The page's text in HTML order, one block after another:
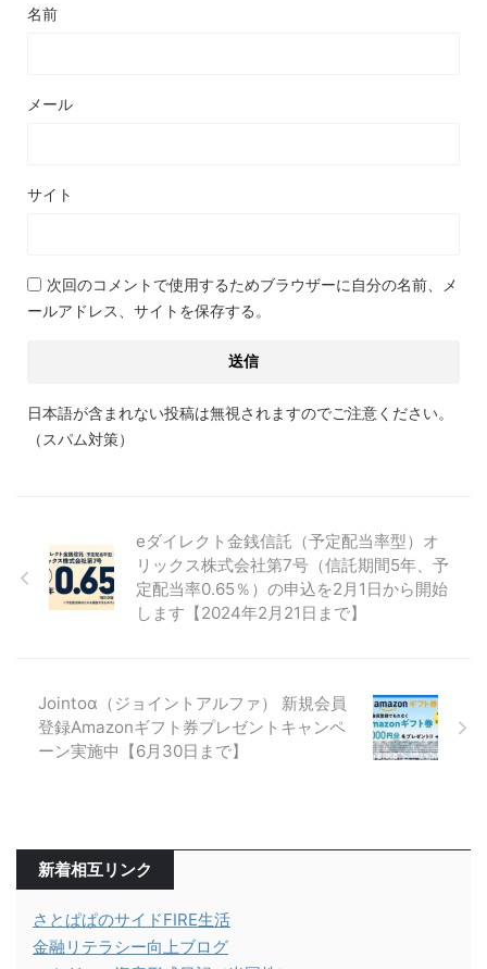
名前
メール
サイト
次回のコメントで使用するためブラウザーに自分の名前、メ
ールアドレス、サイトを保存する。
日本語が含まれない投稿は無視されますのでご注意ください。
（スパム対策）
eダイレクト金銭信託（予定配当率型）オ
リックス株式会社第7号（信託期間5年、予
定配当率0.65％）の申込を2月1日から開始
します【2024年2月21日まで】
Jointoα（ジョイントアルファ） 新規会員
登録Amazonギフト券プレゼントキャンペ
ーン実施中【6月30日まで】
新着相互リンク
さとぱぱのサイドFIRE生活
金融リテラシー向上ブログ